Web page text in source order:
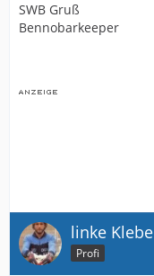
SWB Gruß
Bennobarkeeper
linke Klebe
Profi